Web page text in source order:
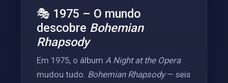
🎭 1975 – O mundo
descobre Bohemian
Rhapsody
Em 1975, o álbum A Night at the Opera
mudou tudo. Bohemian Rhapsody— seis